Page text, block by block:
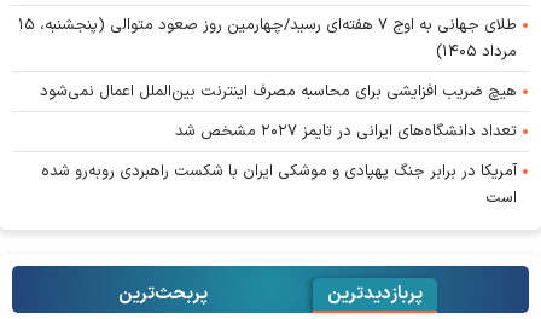
طلای جهانی به اوج ۷ هفته‌ای رسید/چهارمین روز صعود متوالی (پنجشنبه، ۱۵
مرداد ۱۴۰۵)
هیچ ضریب افزایشی برای محاسبه مصرف اینترنت بین‌الملل اعمال نمی‌شود
تعداد دانشگاه‌های ایرانی در تایمز ۲۰۲۷ مشخص شد
آمریکا در برابر جنگ پهپادی و موشکی ایران با شکست راهبردی روبه‌رو شده
است
پربازدیدترین پربحث‌ترین‌